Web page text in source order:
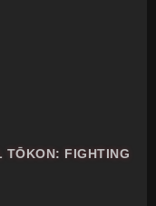
TŌKON: FIGHTING